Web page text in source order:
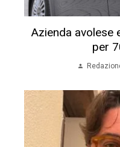
Azienda avolese
per